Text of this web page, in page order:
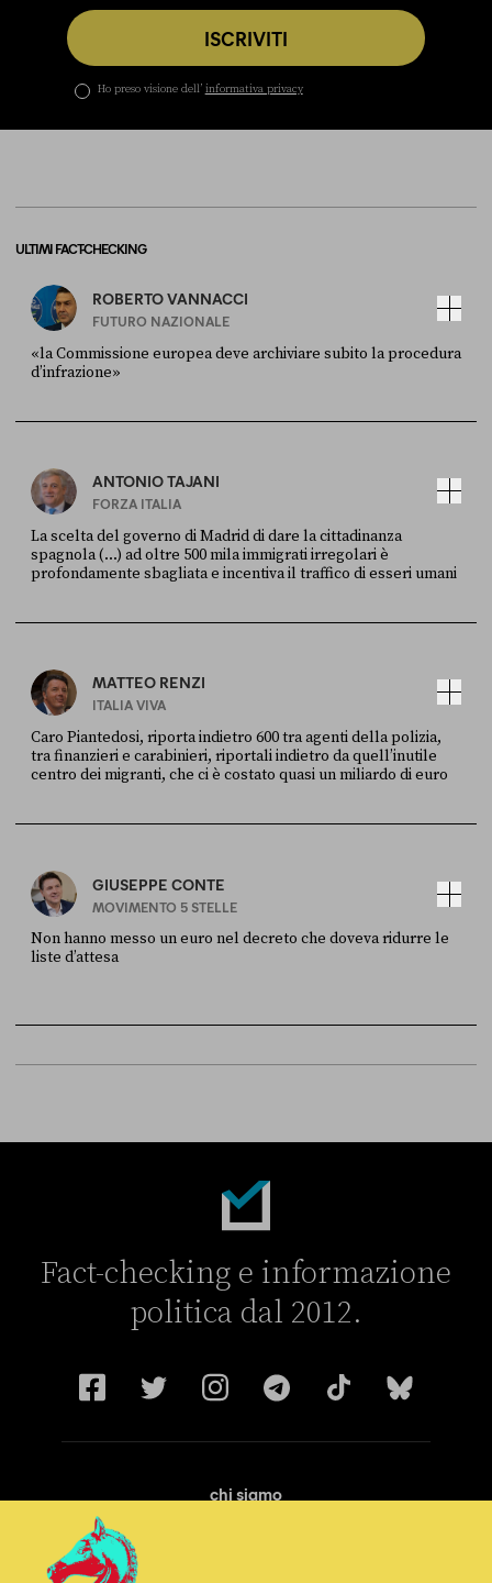
ISCRIVITI
Ho preso visione dell’ informativa privacy
ULTIMI FACT-CHECKING
ROBERTO VANNACCI
FUTURO NAZIONALE
«la Commissione europea deve archiviare subito la procedura
d’infrazione»
ANTONIO TAJANI
FORZA ITALIA
La scelta del governo di Madrid di dare la cittadinanza
spagnola (...) ad oltre 500 mila immigrati irregolari è
profondamente sbagliata e incentiva il traffico di esseri umani
MATTEO RENZI
ITALIA VIVA
Caro Piantedosi, riporta indietro 600 tra agenti della polizia,
tra finanzieri e carabinieri, riportali indietro da quell’inutile
centro dei migranti, che ci è costato quasi un miliardo di euro
GIUSEPPE CONTE
MOVIMENTO 5 STELLE
Non hanno messo un euro nel decreto che doveva ridurre le
liste d’attesa
Fact-checking e informazione
politica dal 2012.
chi siamo